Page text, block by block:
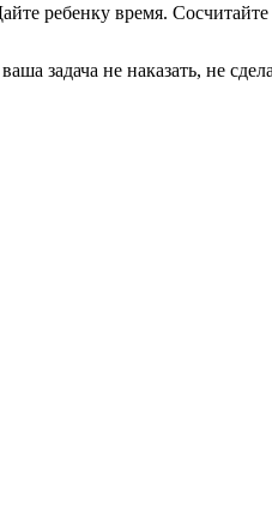
ребенку время.
задача не наказать, не